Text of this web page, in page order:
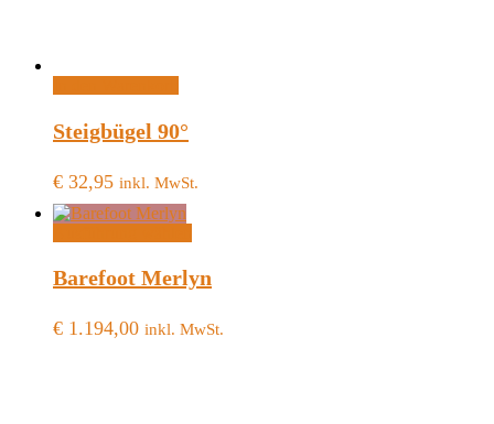
Steigbügel 90°
€ 32,95 inkl. MwSt.
weist
mehrere
auf.
Barefoot Merlyn
€ 1.194,00 inkl. MwSt.